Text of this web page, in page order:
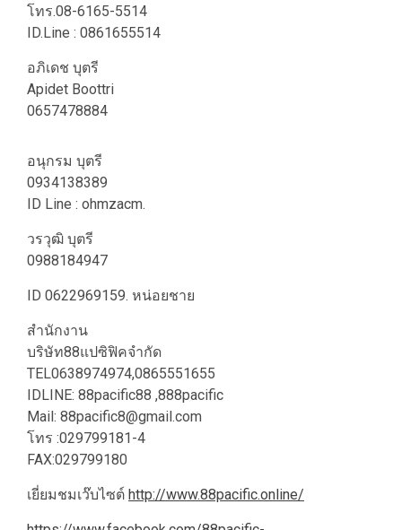
โทร.08-6165-5514
ID.Line : 0861655514
อภิเดช บุตรี
Apidet Boottri
0657478884
อนุกรม บุตรี
0934138389
ID Line : ohmzacm.
วรวุฒิ บุตรี
0988184947
ID 0622969159. หน่อยชาย
สำนักงาน
บริษัท88แปซิฟิคจำกัด
TEL0638974974,0865551655
IDLINE: 88pacific88 ,888pacific
Mail: 88pacific8@gmail.com
โทร :029799181-4
FAX:029799180
เยี่ยมชมเว๊บ​ไซต์ ​http://www.88pacific.online/